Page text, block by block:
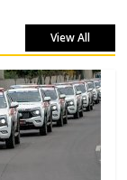
View All